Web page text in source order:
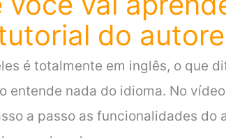
do
é totalmente em inglês, o que
entende nada do idioma. No
a passo as funcionalidades do